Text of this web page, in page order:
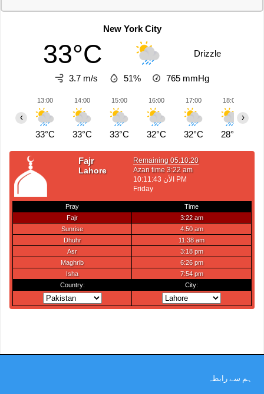
New York City
33°C Drizzle
3.7 m/s 51% 765 mmHg
13:00
33°C
14:00
33°C
15:00
33°C
16:00
32°C
17:00
32°C
18:00
28°C
‹ ›
ہم سے رابطہ